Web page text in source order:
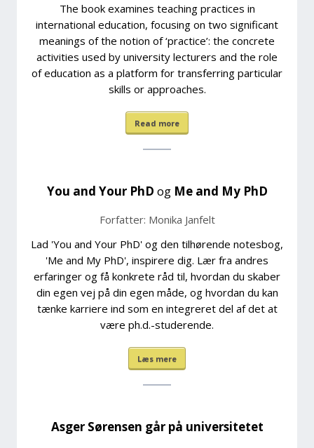
The book examines teaching practices in
international education, focusing on two significant
meanings of the notion of ‘practice’: the concrete
activities used by university lecturers and the role
of education as a platform for transferring particular
skills or approaches.
Read more
You and Your PhD ogMe and My PhD
Forfatter: Monika Janfelt
Lad 'You and Your PhD' og den tilhørende notesbog,
'Me and My PhD', inspirere dig. Lær fra andres
erfaringer og få konkrete råd til, hvordan du skaber
din egen vej på din egen måde, og hvordan du kan
tænke karriere ind som en integreret del af det at
være ph.d.-studerende.
Læs mere
Asger Sørensen går på universitetet